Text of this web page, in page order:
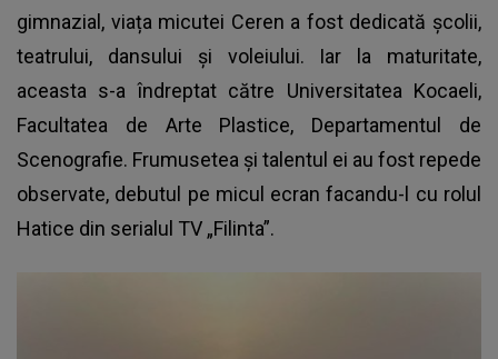
gimnazial, viața micutei Ceren a fost dedicată școlii,
teatrului, dansului și voleiului. Iar la maturitate,
aceasta s-a îndreptat către Universitatea Kocaeli,
Facultatea de Arte Plastice, Departamentul de
Scenografie. Frumusetea și talentul ei au fost repede
observate, debutul pe micul ecran facandu-l cu rolul
Hatice din serialul TV „Filinta”.